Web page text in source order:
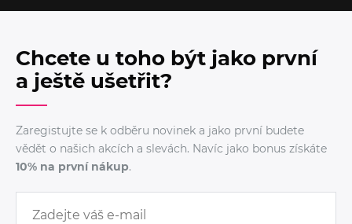
Chcete u toho být jako první
a ještě ušetřit?
Zaregistujte se k odběru novinek a jako první budete
vědět o našich akcích a slevách. Navíc jako bonus získáte
10% na první nákup.